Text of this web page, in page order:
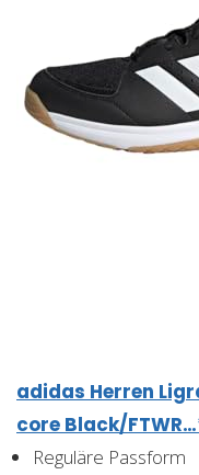
adidas Herren
core Black/
Reguläre Passform